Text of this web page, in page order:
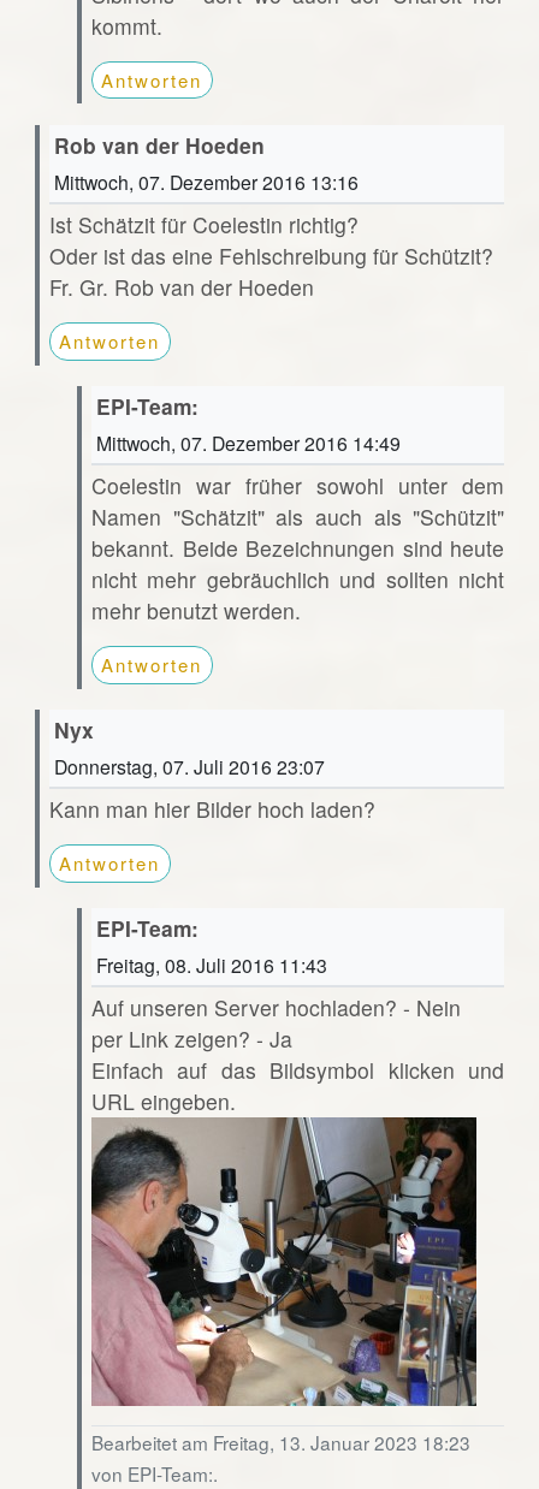
kommt.
Antworten
Rob van der Hoeden
Mittwoch, 07. Dezember 2016 13:16
Ist Schätzit für Coelestin richtig?
Oder ist das eine Fehlschreibung für Schützit?
Fr. Gr. Rob van der Hoeden
Antworten
EPI-Team:
Mittwoch, 07. Dezember 2016 14:49
Coelestin war früher sowohl unter dem
Namen "Schätzit" als auch als "Schützit"
bekannt. Beide Bezeichnungen sind heute
nicht mehr gebräuchlich und sollten nicht
mehr benutzt werden.
Antworten
Nyx
Donnerstag, 07. Juli 2016 23:07
Kann man hier Bilder hoch laden?
Antworten
EPI-Team:
Freitag, 08. Juli 2016 11:43
Auf unseren Server hochladen? - Nein
per Link zeigen? - Ja
Einfach auf das Bildsymbol klicken und
URL eingeben.
Bearbeitet am Freitag, 13. Januar 2023 18:23
von EPI-Team:.